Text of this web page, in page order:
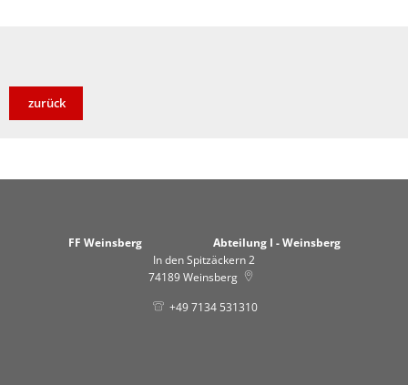
zurück
FF Weinsberg Abteilung I - Weinsberg
In den Spitzäckern 2
74189Weinsberg
+49 7134 531310